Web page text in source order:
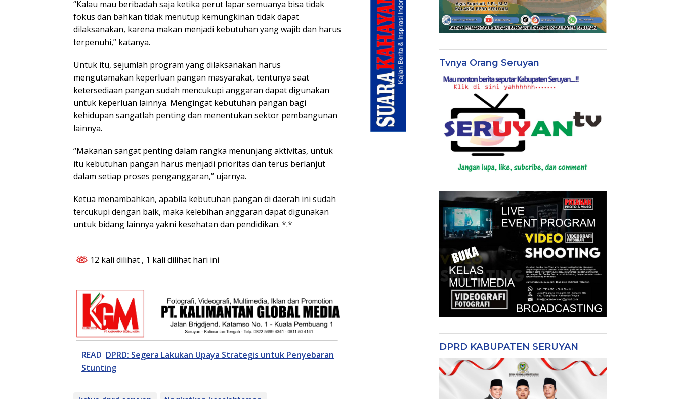
“Kalau mau beribadah saja ketika perut lapar semuanya bisa tidak
fokus dan bahkan tidak menutup kemungkinan tidak dapat
dilaksanakan, karena makan menjadi kebutuhan yang wajib dan harus
terpenuhi,” katanya.
Untuk itu, sejumlah program yang dilaksanakan harus
mengutamakan keperluan pangan masyarakat, tentunya saat
ketersediaan pangan sudah mencukupi anggaran dapat digunakan
untuk keperluan lainnya. Mengingat kebutuhan pangan bagi
kehidupan sangatlah penting dan menentukan sektor pembangunan
lainnya.
“Makanan sangat penting dalam rangka menunjang aktivitas, untuk
itu kebutuhan pangan harus menjadi prioritas dan terus berlanjut
dalam setiap proses penganggaran,” ujarnya.
Ketua menambahkan, apabila kebutuhan pangan di daerah ini sudah
tercukupi dengan baik, maka kelebihan anggaran dapat digunakan
untuk bidang lainnya yakni kesehatan dan pendidikan. *.*
12 kali dilihat , 1 kali dilihat hari ini
READ DPRD: Segera Lakukan Upaya Strategis untuk Penyebaran
Stunting
Tvnya Orang Seruyan
DPRD KABUPATEN SERUYAN